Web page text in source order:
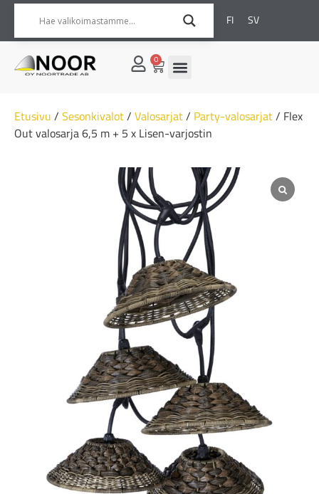
FI SV
0
Etusivu / Sesonkivalot/ Valosarjat/ Party-valosarjat/ Flex
Out valosarja 6,5 m + 5 x Lisen-varjostin